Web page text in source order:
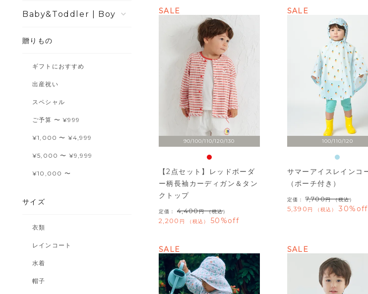
Boy
贈りもの
ギフトにおすすめ
出産祝い
スペシャル
ご予算 〜 ¥999
¥1,000 〜 ¥4,999
¥5,000 〜 ¥9,999
¥10,000 〜
サイズ
衣類
レインコート
水着
帽子
90/100/110/120/130
SALE
【2点セット】レッドボーダ
ー柄長袖カーディガン＆タン
クトップ
定価： 4,400 （税込）
2,200 税込 50%off
100/110/120
SALE
サマーアイスレインコ
（ポーチ付き）
定価： 7,700 （税込）
5,390 税込 30%off
SALE SALE